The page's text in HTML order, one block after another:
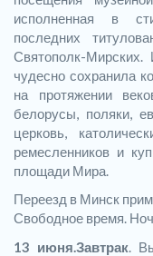
исполненная в
последних
Святополк-
чудесно сохранила
на протяжении
белорусы, поляки,
церковь,
ремесленников и
площади Мира.
Переезд в Минск
Свободное время.
13 июня.Завтрак .